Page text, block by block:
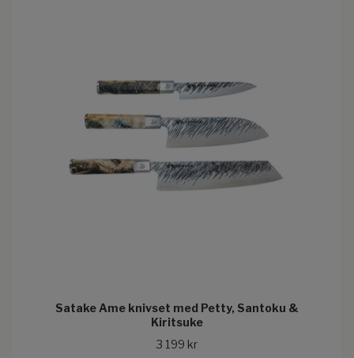
Satake Ame knivset med Petty, Santoku &
Kiritsuke
3 199 kr